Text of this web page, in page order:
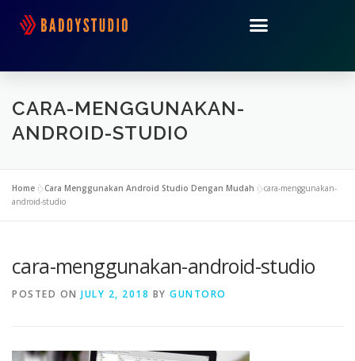
CARA-MENGGUNAKAN-
ANDROID-STUDIO
Home »Cara Menggunakan Android Studio Dengan Mudah »cara-menggunakan-
android-studio
cara-menggunakan-android-studio
POSTED ON JULY 2, 2018 BY GUNTORO